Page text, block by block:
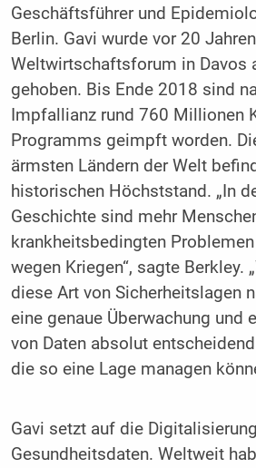
Geschäftsführer und
Berlin. Gavi wurde vor 20
Weltwirtschaftsforum in Davos
gehoben. Bis Ende 2018 sind
Impfallianz rund 760 Millionen
Programms geimpft worden.
ärmsten Ländern der Welt
historischen Höchststand. „In
Geschichte sind mehr
krankheitsbedingten
wegen Kriegen“, sagte Berkley.
diese Art von Sicherheitslagen
eine genaue Überwachung und
von Daten absolut
die so eine Lage managen
Gavi setzt auf die
Gesundheitsdaten. Weltweit